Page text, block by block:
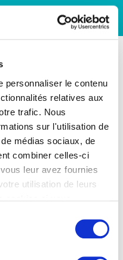
personnaliser le contenu
relatives aux
trafic. Nous
sur l'utilisation de
médias sociaux, de
combiner celles-ci
leur avez fournies
utilisation de leurs